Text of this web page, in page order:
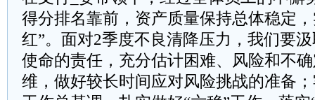
得分排名靠前，资产质量保持总体稳定
红”。面对2季度不良清降压力，我们要
使命的责任，充分估计困难、风险和不
维，做好较长时间应对风险挑战的准备